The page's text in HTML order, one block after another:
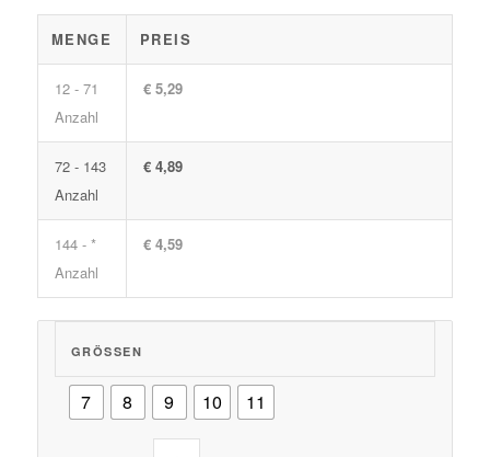
MENGE PREIS
12 - 71
Anzahl
€ 5,29
72 - 143
Anzahl
€ 4,89
144 - *
Anzahl
€ 4,59
GRÖSSEN
7 8 9 10 11